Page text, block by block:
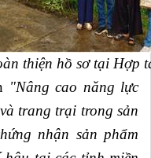
thiện hồ sơ tại Hợp
"Nâng cao năng lực
trang trại trong sản
nhận sản phẩm